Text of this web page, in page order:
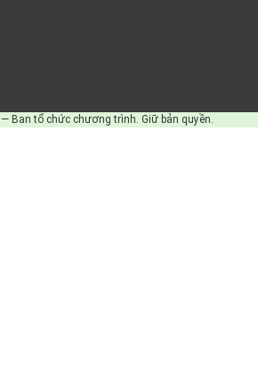
Ban tổ chức chương trình. Giữ bản quyền.